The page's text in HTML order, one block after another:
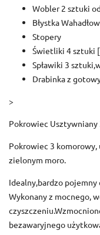
Wobler 2 sztuki
Błystka
Stopery
Świetliki 4 sztuki
Spławiki 3
Drabinka z
>
Pokrowiec Usztywniany
Pokrowiec 3
zielonym moro.
Idealny,bardzo pojemny
Wykonany z mocnego,
bezawaryjnego